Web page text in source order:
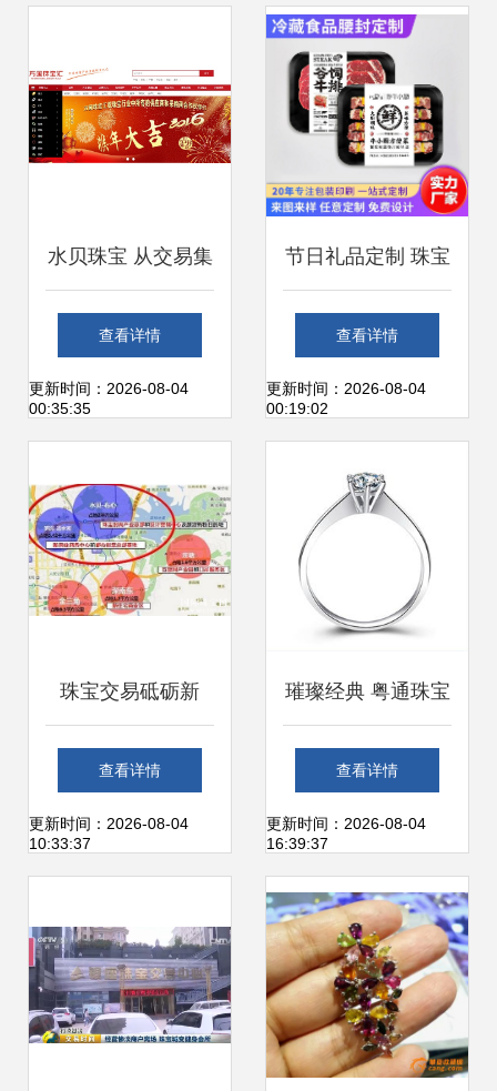
水贝珠宝 从交易集
散地到创意产业园
的华丽蜕变
查看详情
更新时间：2026-08-04
00:35:35
节日礼品定制 珠宝
交易中的心意与艺
术
查看详情
更新时间：2026-08-04
00:19:02
珠宝交易砥砺新
机，水贝专业市场
蝶变启航 探寻深圳
量发展路径
查看详情
更新时间：2026-08-04
10:33:37
璀璨经典 粤通珠宝
18k金六爪钻戒的
永恒之美
查看详情
更新时间：2026-08-04
16:39:37